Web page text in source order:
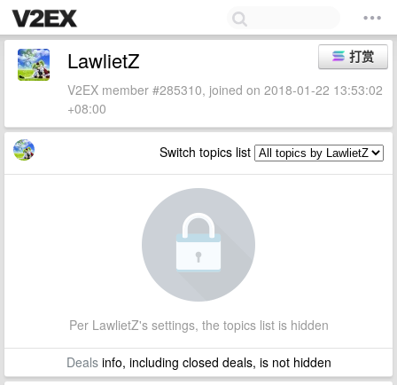
打赏
LawlietZ
V2EX member #285310, joined on 2018-01-22 13:53:02
+08:00
Switch topics list
Per LawlietZ's settings, the topics list is hidden
Dealsinfo, including closed deals, is not hidden